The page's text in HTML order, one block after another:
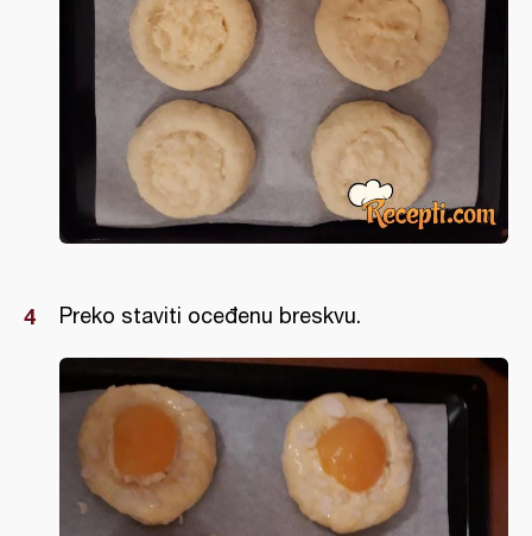
Preko staviti oceđenu breskvu.